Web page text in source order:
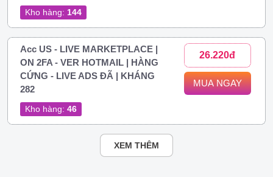
Kho hàng: 144
Acc US - LIVE MARKETPLACE |
ON 2FA - VER HOTMAIL | HÀNG
CỨNG - LIVE ADS ĐÃ | KHÁNG
282
Kho hàng: 46
26.220đ
MUA NGAY
XEM THÊM